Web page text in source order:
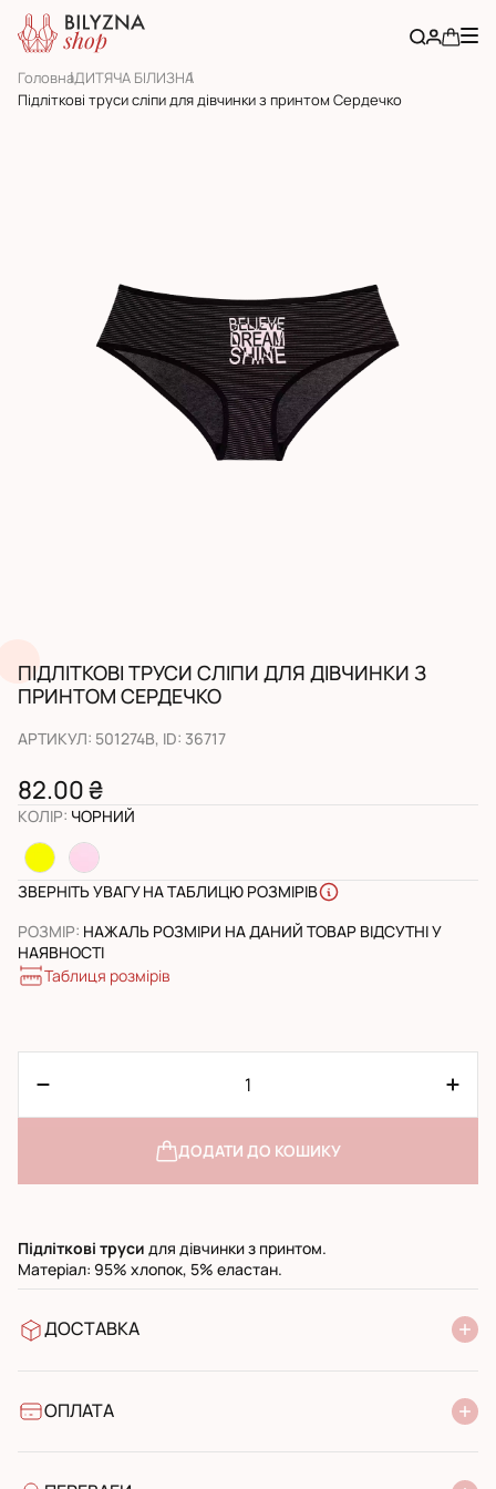
ГоловнаДИТЯЧА БІЛИЗНА
Підліткові труси сліпи для дівчинки з принтом Сердечко
ПІДЛІТКОВІ ТРУСИ СЛІПИ ДЛЯ ДІВЧИНКИ З
ПРИНТОМ СЕРДЕЧКО
АРТИКУЛ: 501274B, ID: 36717
82.00 ₴
КОЛІР: ЧОРНИЙ
ЗВЕРНІТЬ УВАГУ НА ТАБЛИЦЮ РОЗМІРІВ
РОЗМІР: НАЖАЛЬ РОЗМІРИ НА ДАНИЙ ТОВАР ВІДСУТНІ У
НАЯВНОСТІ
Таблиця розмірів
ДОДАТИ ДО КОШИКУ
Підліткові труси для дівчинки з принтом.
Матеріал: 95% хлопок, 5% еластан.
ДОСТАВКА
УкрПошта стандарт
ОПЛАТА
Банківський переказ